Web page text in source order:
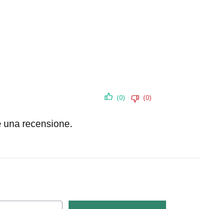
(0) (0)
una recensione.